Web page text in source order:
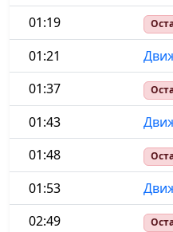
01:19
01:21
01:37
01:43
01:48
01:53
02:49